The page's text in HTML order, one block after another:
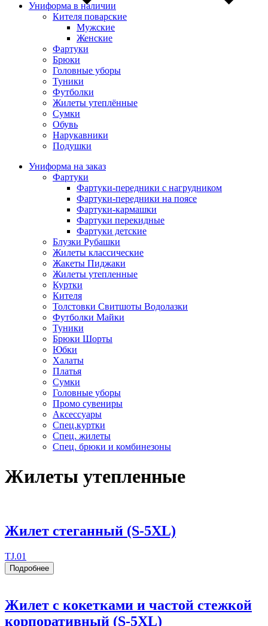
Униформа в наличии
Кителя поварские
Мужские
Женские
Фартуки
Брюки
Головные уборы
Туники
Футболки
Жилеты утеплённые
Сумки
Обувь
Нарукавники
Подушки
Униформа на заказ
Фартуки
Фартуки-передники с нагрудником
Фартуки-передники на поясе
Фартуки-кармашки
Фартуки перекидные
Фартуки детские
Блузки Рубашки
Жилеты классические
Жакеты Пиджаки
Жилеты утепленные
Куртки
Кителя
Толстовки Свитшоты Водолазки
Футболки Майки
Туники
Брюки Шорты
Юбки
Халаты
Платья
Сумки
Головные уборы
Промо сувениры
Аксессуары
Спец.куртки
Спец. жилеты
Спец. брюки и комбинезоны
Жилеты утепленные
Жилет стеганный (S-5XL)
TJ.01
Подробнее
Жилет с кокетками и частой стежкой
корпоративный (S-5XL)